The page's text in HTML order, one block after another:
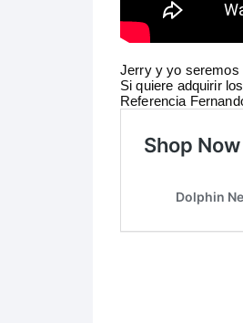
Jerry y yo seremos
Si quiere adquirir
Referencia